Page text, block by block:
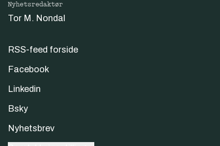
Nyhetsredaktør
Tor M. Nondal
RSS-feed forside
Facebook
Linkedin
Bsky
Nyhetsbrev